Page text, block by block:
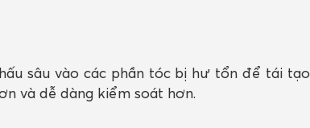
sâu vào các phần tóc bị hư tổn để tái tạo
và dễ dàng kiểm soát hơn.